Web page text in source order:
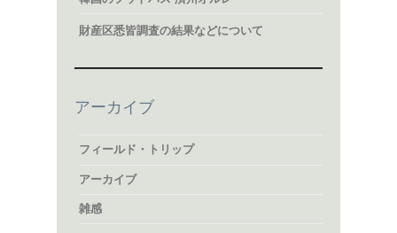
財産区悉皆調査の結果などについて
アーカイブ
フィールド・トリップ
アーカイブ
雑感